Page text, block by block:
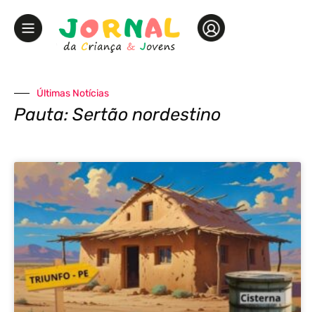
Últimas Notícias
Pauta: Sertão nordestino